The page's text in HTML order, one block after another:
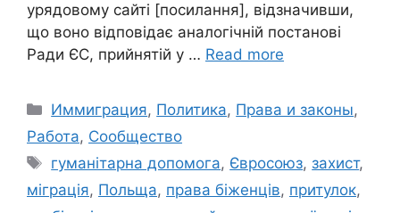
урядовому сайті [посилання], відзначивши,
що воно відповідає аналогічній постанові
Ради ЄС, прийнятій у … Read more
Categories
Иммиграция, Политика, Права и законы,
Работа, Сообщество
Tags
гуманітарна допомога, Євросоюз, захист,
міграція, Польща, права біженців, притулок,